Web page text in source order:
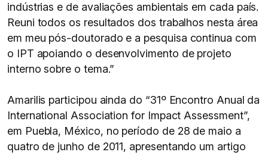
indústrias e de avaliações ambientais em cada país.
Reuni todos os resultados dos trabalhos nesta área
em meu pós-doutorado e a pesquisa continua com
o IPT apoiando o desenvolvimento de projeto
interno sobre o tema.”
Amarilis participou ainda do “31º Encontro Anual da
International Association for Impact Assessment”,
em Puebla, México, no período de 28 de maio a
quatro de junho de 2011, apresentando um artigo